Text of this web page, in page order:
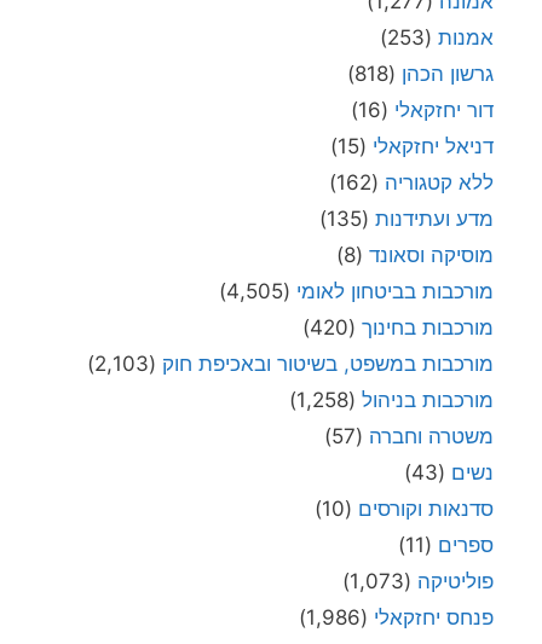
אמנות (253)
גרשון הכהן (818)
דור יחזקאלי (16)
דניאל יחזקאלי (15)
ללא קטגוריה (162)
מדע ועתידנות (135)
מוסיקה וסאונד (8)
מורכבות בביטחון לאומי (4,505)
מורכבות בחינוך (420)
מורכבות במשפט, בשיטור ובאכיפת חוק (2,103)
מורכבות בניהול (1,258)
משטרה וחברה (57)
נשים (43)
סדנאות וקורסים (10)
ספרים (11)
פוליטיקה (1,073)
פנחס יחזקאלי (1,986)